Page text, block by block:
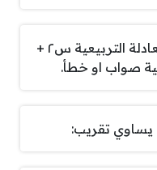
عندما تكون جـ < -ب ٢٢ فإن المعادلة التربيعية س٢ +
صواب او خطأ.